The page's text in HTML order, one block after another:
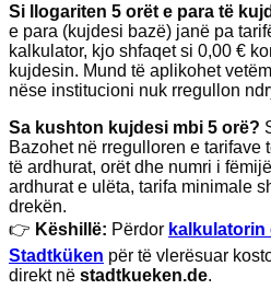
Si llogariten 5 orët e para të
e para (kujdesi bazë) janë pa
kalkulator, kjo shfaqet si 0,00 €
kujdesin. Mund të aplikohet
nëse institucioni nuk rregullon
Sa kushton kujdesi mbi 5 orë?
Bazohet në rregulloren e tarifave
të ardhurat, orët dhe numri i
ardhurat e ulëta, tarifa minimale
drekën.
👉 Këshillë: Përdor kalkulatorin
Stadtküken për të vlerësuar
direkt në stadtkueken.de.